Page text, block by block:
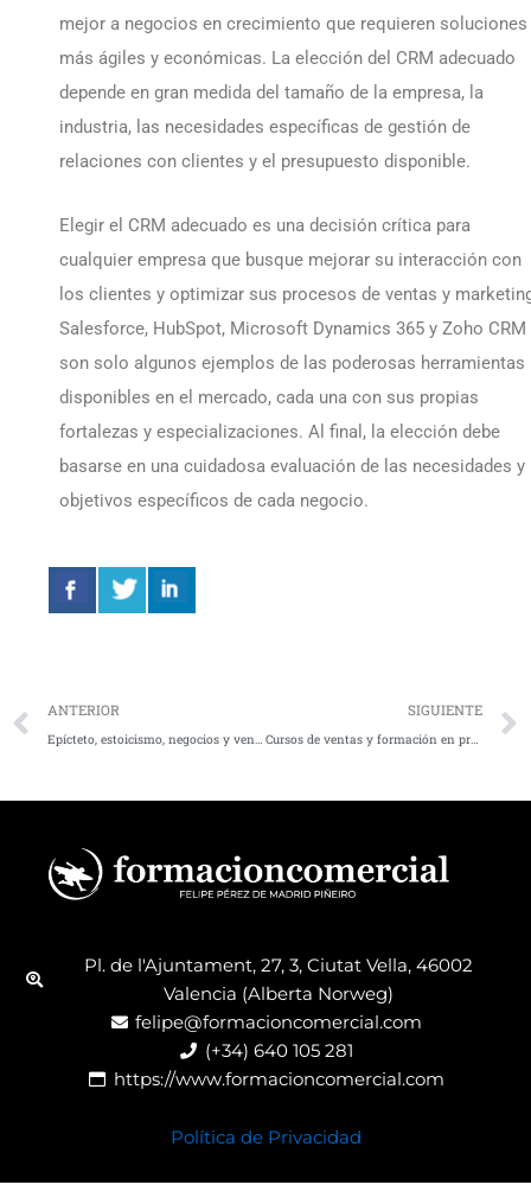
mejor a negocios en crecimiento que requieren soluciones
más ágiles y económicas. La elección del CRM adecuado
depende en gran medida del tamaño de la empresa, la
industria, las necesidades específicas de gestión de
relaciones con clientes y el presupuesto disponible.
Elegir el CRM adecuado es una decisión crítica para
cualquier empresa que busque mejorar su interacción con
los clientes y optimizar sus procesos de ventas y
Salesforce, HubSpot, Microsoft Dynamics 365 y Zoho CRM
son solo algunos ejemplos de las poderosas herramientas
disponibles en el mercado, cada una con sus propias
fortalezas y especializaciones. Al final, la elección debe
basarse en una cuidadosa evaluación de las necesidades y
objetivos específicos de cada negocio.
Ant
ANTERIOR
Epícteto, estoicismo, negocios y ventas.
SIGUIENTE
Cursos de ventas y formación en proceso comercial.
Pl. de l'Ajuntament, 27, 3, Ciutat Vella, 46002
Valencia (Alberta Norweg)
felipe@formacioncomercial.com
(+34) 640 105 281
https://www.formacioncomercial.com
Política de Privacidad